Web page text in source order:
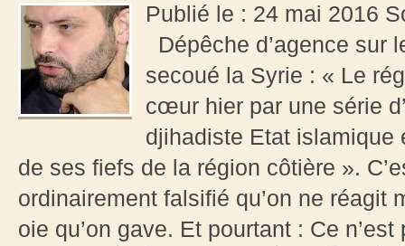
Publié le : 24 mai 2016
Dépêche d’agence sur
secoué la Syrie : « Le
cœur hier par une série
djihadiste Etat islamique
de ses fiefs de la région côtière ».
ordinairement falsifié qu’on ne réagit
oie qu’on gave. Et pourtant : Ce